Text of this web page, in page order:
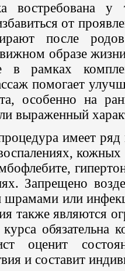
востребована у
от
после
образе
в рамках
помогает
особенно на
выраженный
имеет
кожных
Запрещено
шрамами или
также являются
обязательна
оценит
и составит